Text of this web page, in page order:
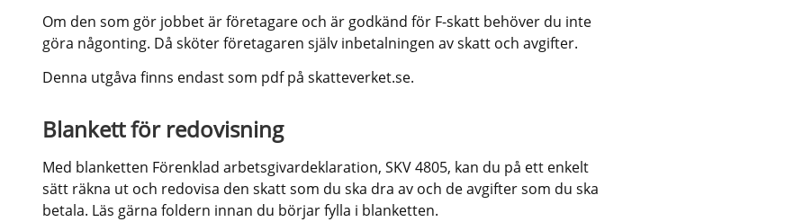
Om den som gör jobbet är företagare och är godkänd för F-skatt behöver du inte
göra någonting. Då sköter företagaren själv inbetalningen av skatt och avgifter.
Denna utgåva finns endast som pdf på skatteverket.se.
Blankett för redovisning
Med blanketten Förenklad arbetsgivardeklaration, SKV 4805, kan du på ett enkelt
sätt räkna ut och redovisa den skatt som du ska dra av och de avgifter som du ska
betala. Läs gärna foldern innan du börjar fylla i blanketten.